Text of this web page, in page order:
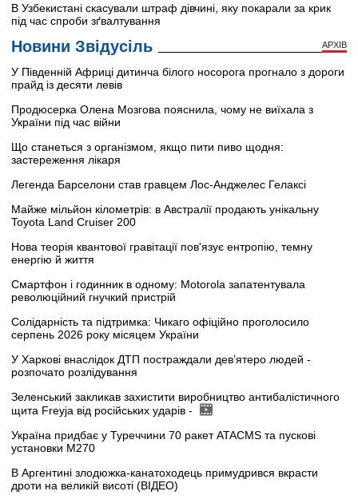
В Узбекистані скасували штраф дівчині, яку покарали за крик
під час спроби зґвалтування
Новини Звідусіль АРХІВ
У Південній Африці дитинча білого носорога прогнало з дороги
прайд із десяти левів
Продюсерка Олена Мозгова пояснила, чому не виїхала з
України під час війни
Що станеться з організмом, якщо пити пиво щодня:
застереження лікаря
Легенда Барселони став гравцем Лос-Анджелес Гелаксі
Майже мільйон кілометрів: в Австралії продають унікальну
Toyota Land Cruiser 200
Нова теорія квантової гравітації пов'язує ентропію, темну
енергію й життя
Смартфон і годинник в одному: Motorola запатентувала
революційний гнучкий пристрій
Солідарність та підтримка: Чикаго офіційно проголосило
серпень 2026 року місяцем України
У Харкові внаслідок ДТП постраждали дев’ятеро людей -
розпочато розлідування
Зеленський закликав захистити виробництво антибалістичного
щита Freyja від російських ударів -
Україна придбає у Туреччини 70 ракет ATACMS та пускові
установки M270
В Аргентині злодюжка-канатоходець примудрився вкрасти
дроти на великій висоті (ВІДЕО)